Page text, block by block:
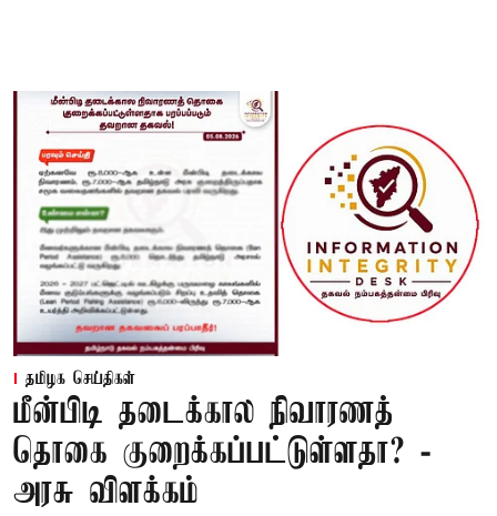
தமிழக செய்திகள்
மீன்பிடி தடைக்கால நிவாரணத்
தொகை குறைக்கப்பட்டுள்ளதா? -
அரசு விளக்கம்